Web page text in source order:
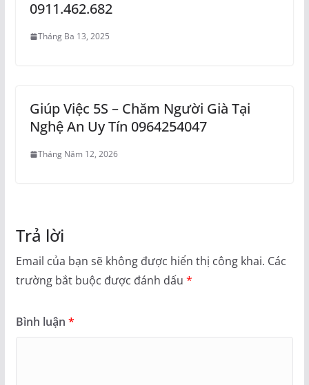
0911.462.682
Tháng Ba 13, 2025
Giúp Việc 5S – Chăm Người Già Tại
Nghệ An Uy Tín 0964254047
Tháng Năm 12, 2026
Trả lời
Email của bạn sẽ không được hiển thị công khai. Các
trường bắt buộc được đánh dấu *
Bình luận *